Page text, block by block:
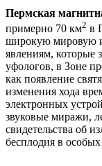
Пермская
примерно 70 км2 в
широкую мировую
явлениям, которые
уфологов, в Зоне
как появление
изменения хода
электронных
звуковые миражи,
свидетельства об
бесплодия в